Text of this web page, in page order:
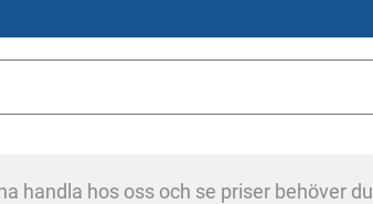
handla hos oss och se priser behöver du